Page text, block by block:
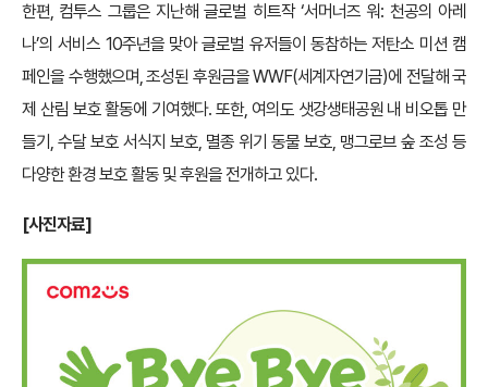
한편, 컴투스 그룹은 지난해 글로벌 히트작 ‘서머너즈 워: 천공의 아레
나’의 서비스 10주년을 맞아 글로벌 유저들이 동참하는 저탄소 미션 캠
페인을 수행했으며, 조성된 후원금을 WWF(세계자연기금)에 전달해 국
제 산림 보호 활동에 기여했다. 또한, 여의도 샛강생태공원 내 비오톱 만
들기, 수달 보호 서식지 보호, 멸종 위기 동물 보호, 맹그로브 숲 조성 등
다양한 환경 보호 활동 및 후원을 전개하고 있다.
[사진자료]